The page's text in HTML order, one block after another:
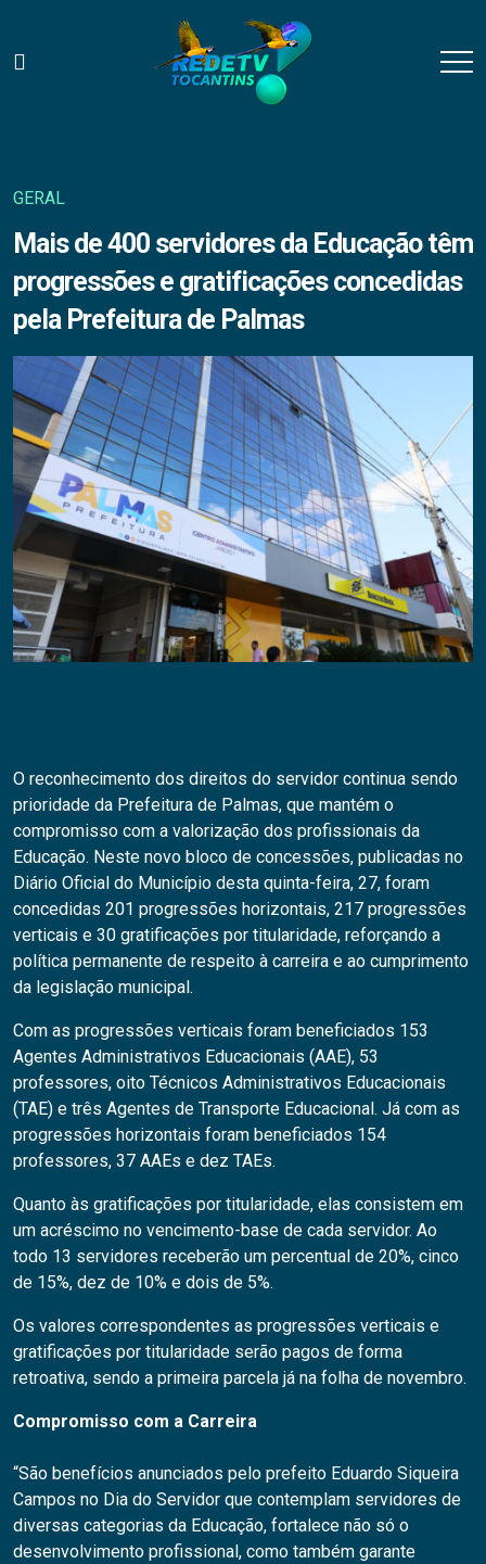
GERAL
Mais de 400 servidores da Educação têm
progressões e gratificações concedidas
pela Prefeitura de Palmas
O reconhecimento dos direitos do servidor continua sendo
prioridade da Prefeitura de Palmas, que mantém o
compromisso com a valorização dos profissionais da
Educação. Neste novo bloco de concessões, publicadas no
Diário Oficial do Município desta quinta-feira, 27, foram
concedidas 201 progressões horizontais, 217 progressões
verticais e 30 gratificações por titularidade, reforçando a
política permanente de respeito à carreira e ao cumprimento
da legislação municipal.
Com as progressões verticais foram beneficiados 153
Agentes Administrativos Educacionais (AAE), 53
professores, oito Técnicos Administrativos Educacionais
(TAE) e três Agentes de Transporte Educacional. Já com as
progressões horizontais foram beneficiados 154
professores, 37 AAEs e dez TAEs.
Quanto às gratificações por titularidade, elas consistem em
um acréscimo no vencimento-base de cada servidor. Ao
todo 13 servidores receberão um percentual de 20%, cinco
de 15%, dez de 10% e dois de 5%.
Os valores correspondentes as progressões verticais e
gratificações por titularidade serão pagos de forma
retroativa, sendo a primeira parcela já na folha de novembro.
Compromisso com a Carreira
“São benefícios anunciados pelo prefeito Eduardo Siqueira
Campos no Dia do Servidor que contemplam servidores de
diversas categorias da Educação, fortalece não só o
desenvolvimento profissional, como também garante